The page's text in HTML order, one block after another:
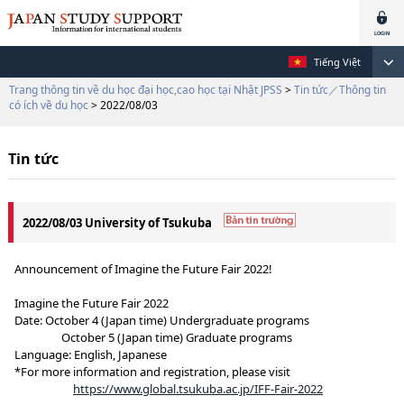
Tiếng Việt
Trang thông tin về du học đại học,cao học tại Nhật JPSS > Tin tức／Thông tin
có ích về du học > 2022/08/03
Tin tức
2022/08/03 University of Tsukuba
Announcement of Imagine the Future Fair 2022!
Imagine the Future Fair 2022
Date: October 4 (Japan time) Undergraduate programs
October 5 (Japan time) Graduate programs
Language: English, Japanese
*For more information and registration, please visit
https://www.global.tsukuba.ac.jp/IFF-Fair-2022